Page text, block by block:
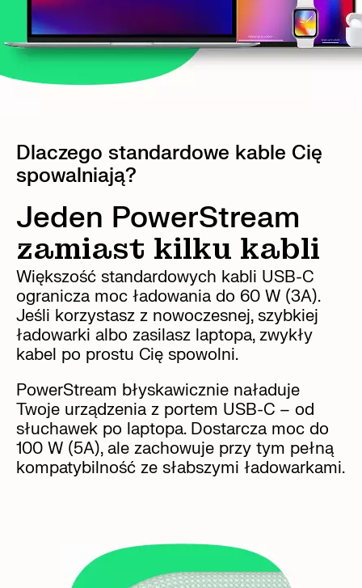
Dlaczego standardowe kable Cię
spowalniają?
Jeden PowerStream
zamiast kilku kabli
Większość standardowych kabli USB-C
ogranicza moc ładowania do 60 W (3A).
Jeśli korzystasz z nowoczesnej, szybkiej
ładowarki albo zasilasz laptopa, zwykły
kabel po prostu Cię spowolni.
PowerStream błyskawicznie naładuje
Twoje urządzenia z portem USB-C – od
słuchawek po laptopa. Dostarcza moc do
100 W (5A), ale zachowuje przy tym pełną
kompatybilność ze słabszymi ładowarkami.